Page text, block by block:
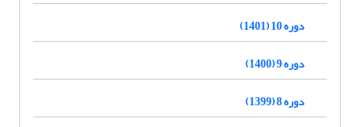
دوره 10 (1401)
دوره 9 (1400)
دوره 8 (1399)